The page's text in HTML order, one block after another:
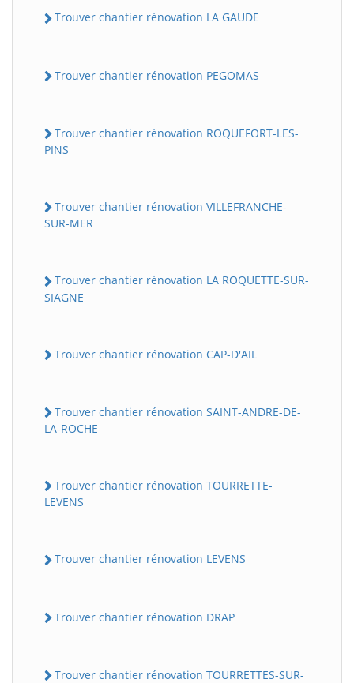
Trouver chantier rénovation LA GAUDE
Trouver chantier rénovation PEGOMAS
Trouver chantier rénovation ROQUEFORT-LES-
PINS
Trouver chantier rénovation VILLEFRANCHE-
SUR-MER
Trouver chantier rénovation LA ROQUETTE-SUR-
SIAGNE
Trouver chantier rénovation CAP-D'AIL
Trouver chantier rénovation SAINT-ANDRE-DE-
LA-ROCHE
Trouver chantier rénovation TOURRETTE-
LEVENS
Trouver chantier rénovation LEVENS
Trouver chantier rénovation DRAP
Trouver chantier rénovation TOURRETTES-SUR-